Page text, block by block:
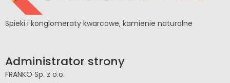
Spieki i konglomeraty kwarcowe, kamienie naturalne
Administrator strony
FRANKO Sp. z o.o.